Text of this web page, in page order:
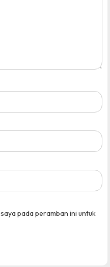
pada peramban ini untuk